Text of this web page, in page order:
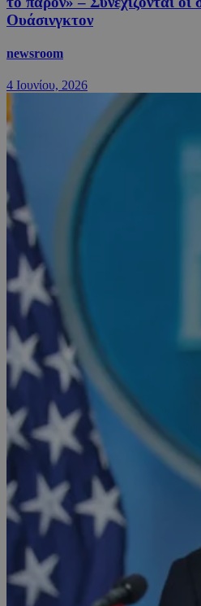
Ουάσινγκτον
newsroom
4 Ιουνίου, 2026